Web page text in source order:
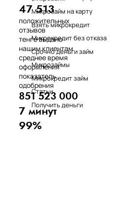
Микрозайм на карту
Взять микрокредит
Микрокредит без отказа
Срочно деньги займ
Микрозаймы
Микрокредит займ
Статьи
Получить деньги
47 513
положительных
отзывов
тенге выдано
нашим клиентам
среднее время
оформления
показатель
одобрения
851 523 000
7 минут
99%